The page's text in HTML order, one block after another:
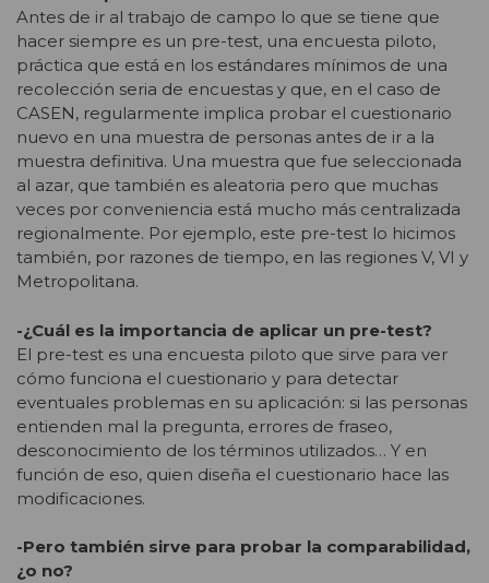
Antes de ir al trabajo de campo lo que se tiene que
hacer siempre es un pre-test, una encuesta piloto,
práctica que está en los estándares mínimos de una
recolección seria de encuestas y que, en el caso de
CASEN, regularmente implica probar el cuestionario
nuevo en una muestra de personas antes de ir a la
muestra definitiva. Una muestra que fue seleccionada
al azar, que también es aleatoria pero que muchas
veces por conveniencia está mucho más centralizada
regionalmente. Por ejemplo, este pre-test lo hicimos
también, por razones de tiempo, en las regiones V, VI y
Metropolitana.
-¿Cuál es la importancia de aplicar un pre-test?
El pre-test es una encuesta piloto que sirve para ver
cómo funciona el cuestionario y para detectar
eventuales problemas en su aplicación: si las personas
entienden mal la pregunta, errores de fraseo,
desconocimiento de los términos utilizados… Y en
función de eso, quien diseña el cuestionario hace las
modificaciones.
-Pero también sirve para probar la comparabilidad,
¿o no?